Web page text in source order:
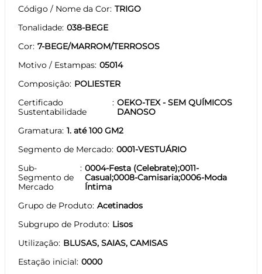
Código / Nome da Cor TRIGO
Tonalidade 038-BEGE
Cor 7-BEGE/MARROM/TERROSOS
Motivo / Estampas 05014
Composição POLIESTER
Certificado
Sustentabilidade
OEKO-TEX - SEM QUÍMICOS
DANOSO
Gramatura 1. até 100 GM2
Segmento de Mercado 0001-VESTUÁRIO
Sub-
Segmento de
Mercado
0004-Festa (Celebrate);0011-
Casual;0008-Camisaria;0006-Moda
Íntima
Grupo de Produto Acetinados
Subgrupo de Produto Lisos
Utilização BLUSAS, SAIAS, CAMISAS
Estação inicial 0000